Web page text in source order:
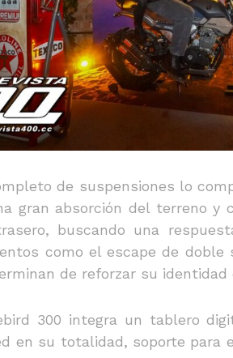
de suspensiones lo
gran absorción del terreno y
buscando una
como el escape de
de reforzar su identidad
300 integra un tablero
en su totalidad, soporte para